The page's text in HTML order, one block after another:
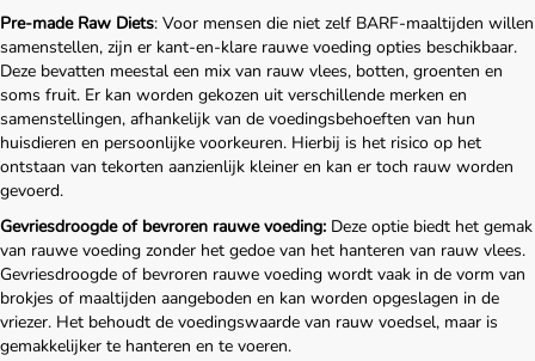
Home
Over ons
Diensten
Amana Zorgplan
Winkel
Pre-made Raw Diets: Voor mensen die niet zelf BARF-maaltijden willen
samenstellen, zijn er kant-en-klare rauwe voeding opties beschikbaar.
Deze bevatten meestal een mix van rauw vlees, botten, groenten en
soms fruit. Er kan worden gekozen uit verschillende merken en
samenstellingen, afhankelijk van de voedingsbehoeften van hun
huisdieren en persoonlijke voorkeuren. Hierbij is het risico op het
ontstaan van tekorten aanzienlijk kleiner en kan er toch rauw worden
gevoerd.
Gevriesdroogde of bevroren rauwe voeding: Deze optie biedt het gemak
van rauwe voeding zonder het gedoe van het hanteren van rauw vlees.
Gevriesdroogde of bevroren rauwe voeding wordt vaak in de vorm van
brokjes of maaltijden aangeboden en kan worden opgeslagen in de
vriezer. Het behoudt de voedingswaarde van rauw voedsel, maar is
gemakkelijker te hanteren en te voeren.